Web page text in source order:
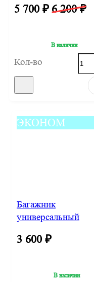
дугами 1,2м
5 700 ₽ 6 200₽
В наличии
Кол-во
ЭКОНОМ
Багажник
универсальный
иномарки с дугами
3 600 ₽
В наличии